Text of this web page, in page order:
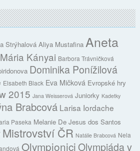
Strýhalová Aliya Mustafina Aneta
Kányai Barbora Trávničková
Dominika Ponížilová
Elsabeth Black Eva Mičková Evropské hry
2015 Jana Weisserová Juniorky Kadetky
Brabcová Larisa Iordache
Paseka Melanie De Jesus dos Santos
Mistrovství ČR Natálie Brabcová Nela
OlympioniciOlympiáda v